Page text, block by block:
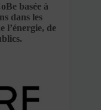
basée à
dans les
l’énergie, de